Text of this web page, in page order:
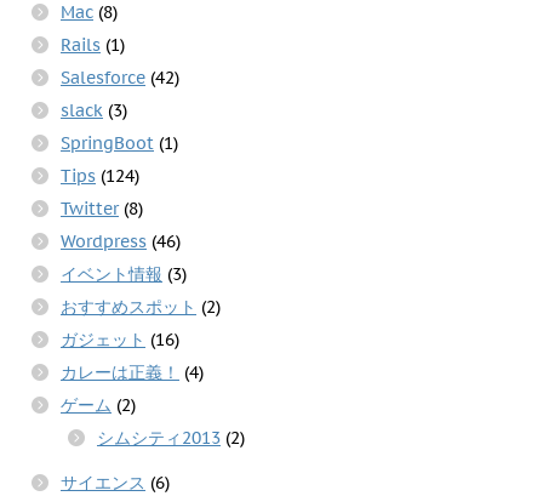
Mac (8)
Rails (1)
Salesforce (42)
slack (3)
SpringBoot (1)
Tips (124)
Twitter(8)
Wordpress (46)
イベント情報 (3)
おすすめスポット (2)
ガジェット (16)
カレーは正義！
(4)
ゲーム (2)
シムシティ2013 (2)
サイエンス (6)